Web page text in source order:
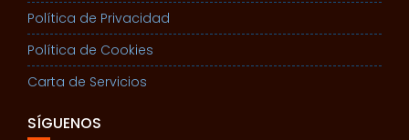
Política de Privacidad
Política de Cookies
Carta de Servicios
SÍGUENOS